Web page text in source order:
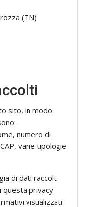
(TN)
sito, in modo
numero di
varie tipologie
di dati raccolti
questa privacy
visualizzati